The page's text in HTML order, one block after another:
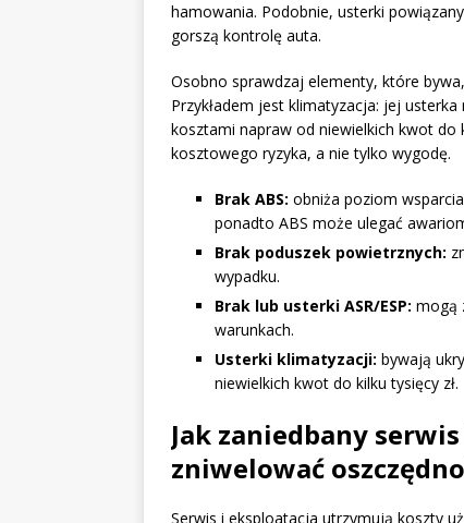
hamowania. Podobnie, usterki
gorszą kontrolę auta.
Osobno sprawdzaj elementy, które
Przykładem jest klimatyzacja: jej
kosztami napraw od niewielkich kwot do
kosztowego ryzyka, a nie tylko wygodę.
Brak ABS: obniża poziom
ponadto ABS może ulegać
Brak poduszek powietrznych:
wypadku.
Brak lub usterki ASR/ESP: mogą
warunkach.
Usterki klimatyzacji: bywają
niewielkich kwot do kilku tysięcy zł.
Jak zaniedbany
zniwelować
Serwis i eksploatacja utrzymują koszty